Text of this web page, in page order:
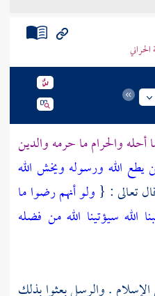
والحرام ما حرمه والدين
يطع الله ورسوله ويخش الله
تعالى : { ولو أنهم رضوا ما
الله سيؤتينا الله من فضله
. والرسل بعثوا بذلك